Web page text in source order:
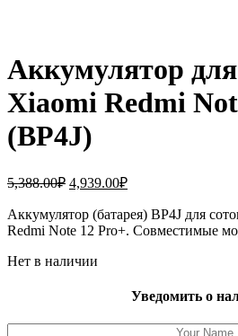
Аккумулятор
Xiaomi Redmi
(BP4J)
5,388.00₽ Первоначальная
составляла
5,388.00₽.
4,939.00₽Текущая
4,939.00₽.
Аккумулятор (батарея) BP4J для
Redmi Note 12 Pro+. Совместимые
Нет в наличии
Уведомить о